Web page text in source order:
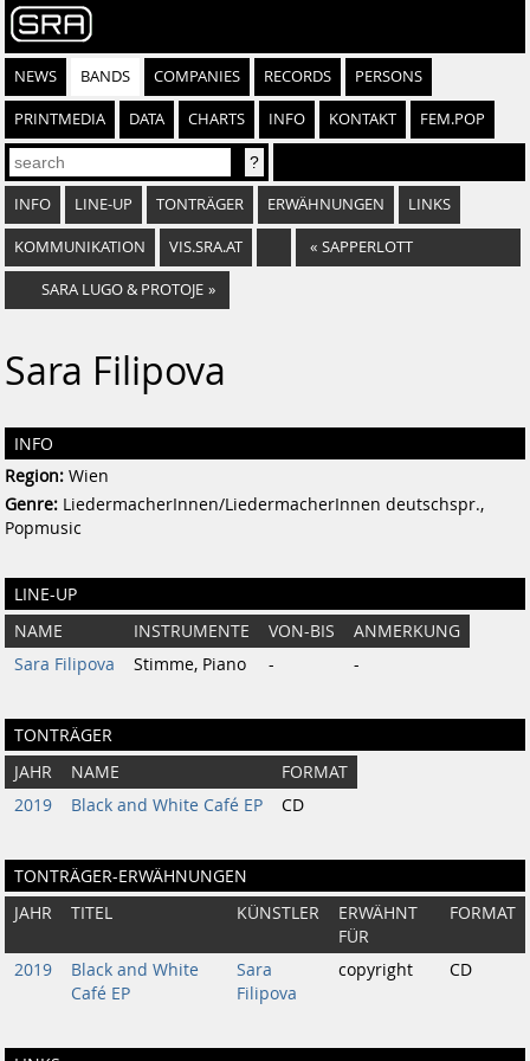
NEWS BANDS COMPANIES RECORDS PERSONS
PRINTMEDIA DATA CHARTS INFO KONTAKT FEM.POP
INFO LINE-UP TONTRÄGER ERWÄHNUNGEN LINKS
KOMMUNIKATION VIS.SRA.AT « SAPPERLOTT
SARA LUGO & PROTOJE »
Sara Filipova
INFO
Region: Wien
Genre: LiedermacherInnen/LiedermacherInnen deutschspr.,
Popmusic
LINE-UP
NAME INSTRUMENTE VON-BIS
ANMERKUNG
Sara Filipova
Stimme, Piano - -
TONTRÄGER
JAHR NAME
FORMAT
2019
Black and White Café EP CD
TONTRÄGER-ERWÄHNUNGEN
JAHR TITEL KÜNSTLER
ERWÄHNT
FÜR
FORMAT
2019
Black and White
Café EP
Sara
Filipova
copyright CD